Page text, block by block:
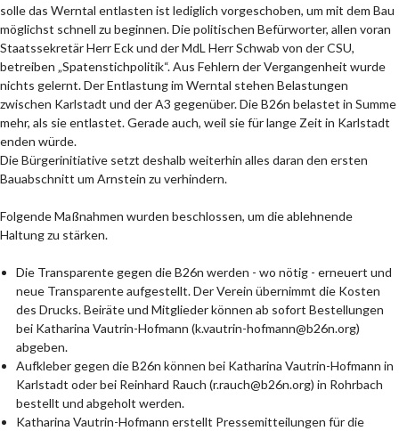
solle das Werntal entlasten ist lediglich vorgeschoben, um mit dem Bau
möglichst schnell zu beginnen. Die politischen Befürworter, allen voran
Staatssekretär Herr Eck und der MdL Herr Schwab von der CSU,
betreiben „Spatenstichpolitik“. Aus Fehlern der Vergangenheit wurde
nichts gelernt. Der Entlastung im Werntal stehen Belastungen
zwischen Karlstadt und der A3 gegenüber. Die B26n belastet in Summe
mehr, als sie entlastet. Gerade auch, weil sie für lange Zeit in Karlstadt
enden würde.
Die Bürgerinitiative setzt deshalb weiterhin alles daran den ersten
Bauabschnitt um Arnstein zu verhindern.
Folgende Maßnahmen wurden beschlossen, um die ablehnende
Haltung zu stärken.
Die Transparente gegen die B26n werden - wo nötig - erneuert und
neue Transparente aufgestellt. Der Verein übernimmt die Kosten
des Drucks. Beiräte und Mitglieder können ab sofort Bestellungen
bei Katharina Vautrin-Hofmann (k.vautrin-hofmann@b26n.org)
abgeben.
Aufkleber gegen die B26n können bei Katharina Vautrin-Hofmann in
Karlstadt oder bei Reinhard Rauch (r.rauch@b26n.org) in Rohrbach
bestellt und abgeholt werden.
Katharina Vautrin-Hofmann erstellt Pressemitteilungen für die